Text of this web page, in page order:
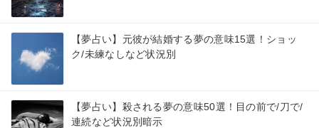
【夢占い】元彼が結婚する夢の意味15選！ショッ
ク/未練なしなど状況別
【夢占い】殺される夢の意味50選！目の前で/刀で/
連続など状況別暗示